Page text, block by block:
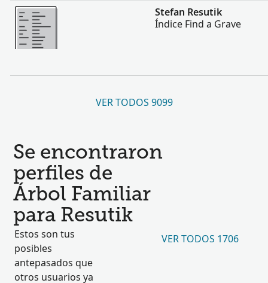
Más
Stefan Resutik
Índice Find a Grave
VER TODOS 9099
Se encontraron
perfiles de
Árbol Familiar
para Resutik
Estos son tus
posibles
antepasados que
otros usuarios ya
VER TODOS 1706